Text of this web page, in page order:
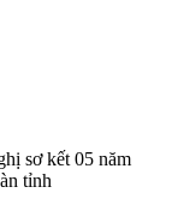
sơ kết 05 năm
tỉnh